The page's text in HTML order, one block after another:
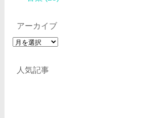
アーカイブ
ア
人気記事